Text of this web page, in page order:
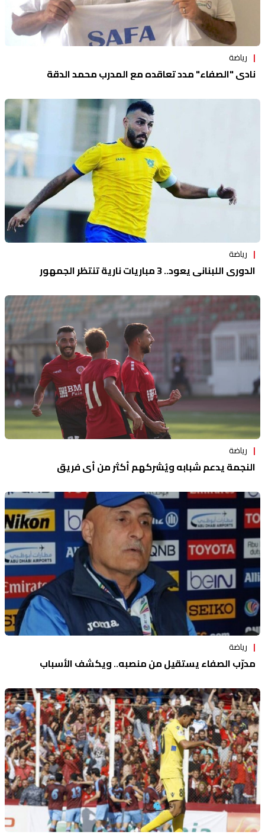
رياضة
نادي "الصفاء" مدد تعاقده مع المدرب محمد الدقة
رياضة
الدوري اللبناني يعود.. 3 مباريات نارية تنتظر الجمهور
رياضة
النجمة يدعم شبابه ويُشركهم أكثر من أي فريق
رياضة
مدرّب الصفاء يستقيل من منصبه.. ويكشف الأسباب